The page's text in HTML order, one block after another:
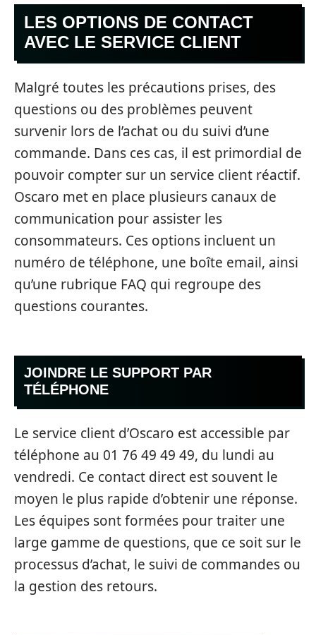
LES OPTIONS DE CONTACT
AVEC LE SERVICE CLIENT
Malgré toutes les précautions prises, des
questions ou des problèmes peuvent
survenir lors de l’achat ou du suivi d’une
commande. Dans ces cas, il est primordial de
pouvoir compter sur un service client réactif.
Oscaro met en place plusieurs canaux de
communication pour assister les
consommateurs. Ces options incluent un
numéro de téléphone, une boîte email, ainsi
qu’une rubrique FAQ qui regroupe des
questions courantes.
JOINDRE LE SUPPORT PAR
TÉLÉPHONE
Le service client d’Oscaro est accessible par
téléphone au 01 76 49 49 49, du lundi au
vendredi. Ce contact direct est souvent le
moyen le plus rapide d’obtenir une réponse.
Les équipes sont formées pour traiter une
large gamme de questions, que ce soit sur le
processus d’achat, le suivi de commandes ou
la gestion des retours.